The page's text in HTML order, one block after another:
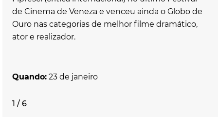
de Cinema de Veneza e venceu ainda o Globo de
Ouro nas categorias de melhor filme dramático,
ator e realizador.
Quando: 23 de janeiro
1 / 6